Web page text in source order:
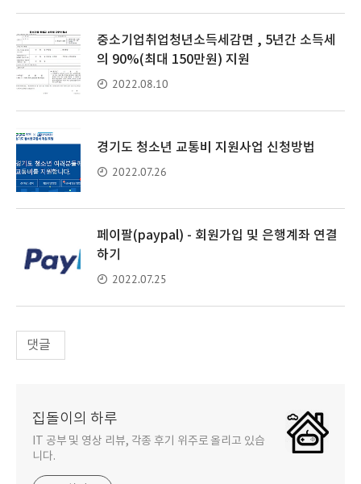
중소기업취업청년소득세감면 , 5년간 소득세
의 90%(최대 150만원) 지원
2022.08.10
경기도 청소년 교통비 지원사업 신청방법
2022.07.26
페이팔(paypal) - 회원가입 및 은행계좌 연결
하기
2022.07.25
댓글
집돌이의 하루
IT 공부 및 영상 리뷰, 각종 후기 위주로 올리고 있습
니다.